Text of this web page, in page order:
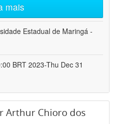
mais
Estadual de Maringá -
BRT 2023-Thu Dec 31
Arthur Chioro dos